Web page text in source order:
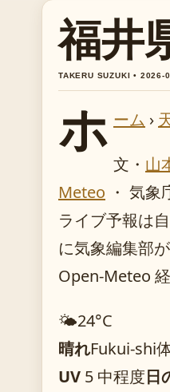
福井
TAKERU SUZUKI • 2026-
ホ ーム ›
文・ 山
Meteo ・ 気象
ライブ予報は
に気象編集部
Open-Meteo
🌤️24°C
晴れFukui-shi
UV 5 中程度日